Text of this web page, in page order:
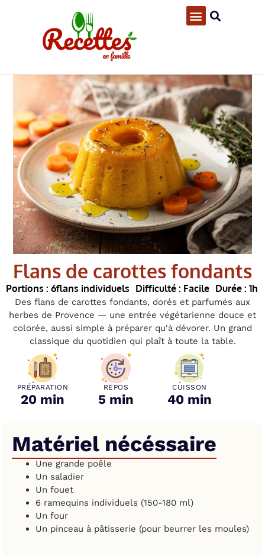
Flans de carottes fondants
Portions : 6flans individuels Difficulté : Facile Durée : 1h
Des flans de carottes fondants, dorés et parfumés aux
herbes de Provence — une entrée végétarienne douce et
colorée, aussi simple à préparer qu'à dévorer. Un grand
classique du quotidien qui plaît à toute la table.
PRÉPARATION
20 min
REPOS
5 min
CUISSON
40 min
Matériel nécéssaire
Une grande poêle
Un saladier
Un fouet
6 ramequins individuels (150-180 ml)
Un four
Un pinceau à pâtisserie (pour beurrer les moules)